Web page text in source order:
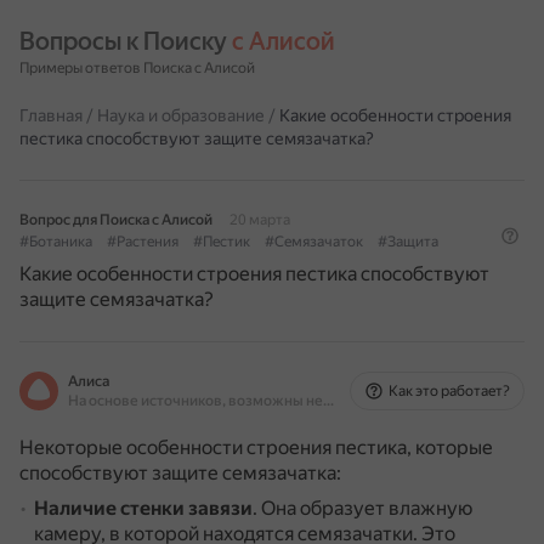
Вопросы к Поиску с Алисой
Примеры ответов Поиска с Алисой
Главная / Наука и образование / Какие особенности строения
пестика способствуют защите семязачатка?
Вопрос для Поиска с Алисой
20 марта
#Ботаника
#Растения #Пестик #Семязачаток #Защита
Какие особенности строения пестика способствуют
защите семязачатка?
Алиса
На основе источников, возможны неточности
Как это работает?
Некоторые особенности строения пестика, которые
способствуют защите семязачатка:
Наличие стенки завязи. Она образует влажную
камеру, в которой находятся семязачатки. Это